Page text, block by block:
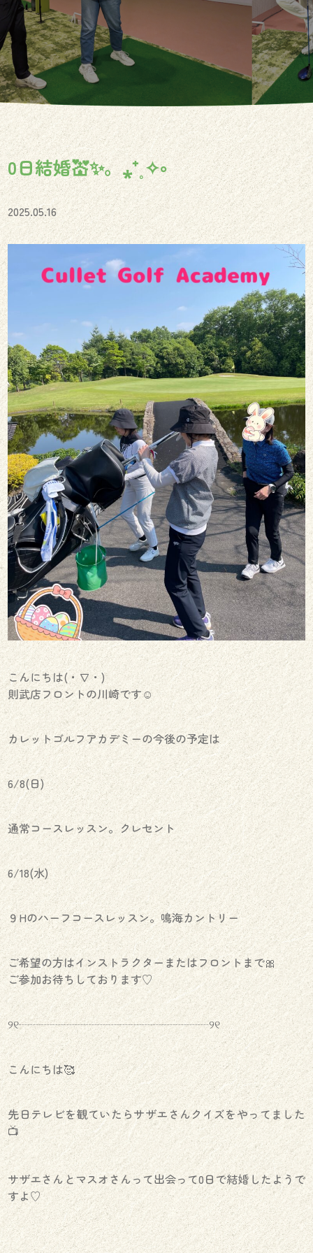
0日結婚💒✨。⁎⁺˳✧༚
2025.05.16
こんにちは(・∇・)
則武店フロントの川崎です☺︎
カレットゴルフアカデミーの今後の予定は
6/8(日)
通常コースレッスン。クレセント
6/18(水)
９Hのハーフコースレッスン。鳴海カントリー
ご希望の方はインストラクターまたはフロントまで🎀
ご参加お待ちしております♡
୨୧┈┈┈┈┈┈┈┈┈┈┈┈┈┈┈┈┈୨୧
こんにちは🥰
先日テレビを観ていたらサザエさんクイズをやってました
📺
サザエさんとマスオさんって出会って0日で結婚したようで
すよ♡